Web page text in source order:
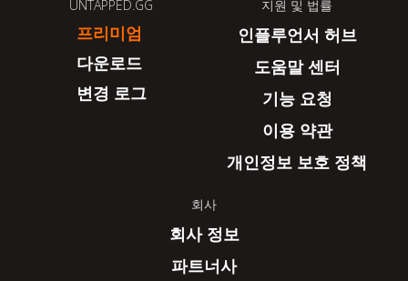
UNTAPPED.GG
프리미엄
다운로드
변경 로그
지원 및 법률
인플루언서 허브
도움말 센터
기능 요청
이용 약관
개인정보 보호 정책
회사
회사 정보
파트너사